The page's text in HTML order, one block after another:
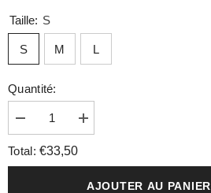
Taille: S
S M L
Quantité:
Diminuer
la
quantité
pour
Augmenter
la
longue
Total:€33,50
AJOUTER AU PANIER